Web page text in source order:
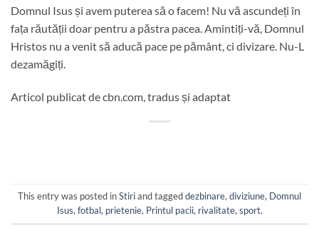
Domnul Isus și avem puterea să o facem! Nu vă ascundeți în
fața răutății doar pentru a păstra pacea. Amintiți-vă, Domnul
Hristos nu a venit să aducă pace pe pământ, ci divizare. Nu-L
dezamăgiți.
Articol publicat de cbn.com, tradus și adaptat
This entry was posted inStiriand taggeddezbinare, diviziune, Domnul
Isus, fotbal, prietenie, Printul pacii, rivalitate, sport.